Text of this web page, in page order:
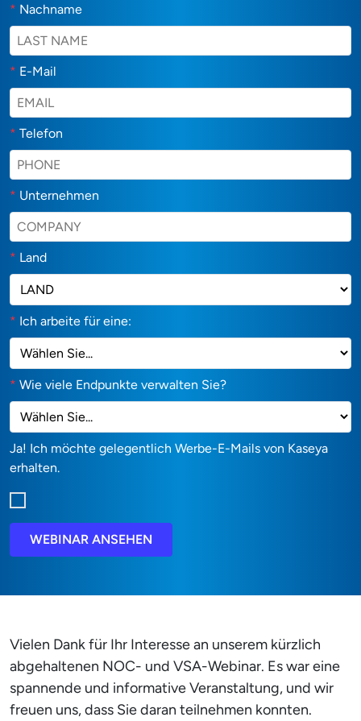
* Nachname
* E-Mail
* Telefon
* Unternehmen
* Land
* Ich arbeite für eine:
* Wie viele Endpunkte verwalten Sie?
Ja! Ich möchte gelegentlich Werbe-E-Mails von Kaseya
erhalten.
WEBINAR ANSEHEN
Vielen Dank für Ihr Interesse an unserem kürzlich
abgehaltenen NOC- und VSA-Webinar. Es war eine
spannende und informative Veranstaltung, und wir
freuen uns, dass Sie daran teilnehmen konnten.